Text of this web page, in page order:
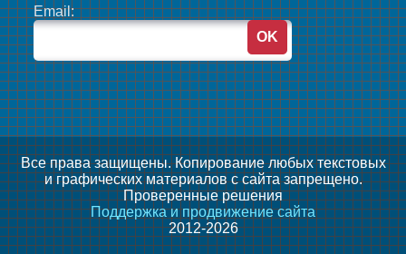
Email:
Все права защищены. Копирование любых текстовых
и графических материалов с сайта запрещено.
Проверенные решения
Поддержка и продвижение сайта
2012-2026